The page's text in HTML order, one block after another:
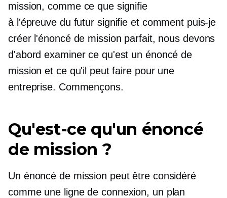
mission, comme ce que signifie
à l'épreuve du futur signifie et comment puis-je
créer l'énoncé de mission parfait, nous devons
d'abord examiner ce qu'est un énoncé de
mission et ce qu'il peut faire pour une
entreprise. Commençons.
Qu'est-ce qu'un énoncé
de mission ?
Un énoncé de mission peut être considéré
comme une ligne de connexion, un plan